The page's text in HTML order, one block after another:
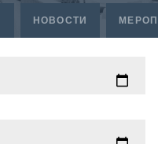
НОВОСТИ